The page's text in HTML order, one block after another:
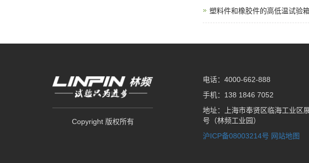
塑料件和橡胶件的高低温试验
Copyright 版权所有
电话：4000-662-888
手机：138 1846 7052
地址：上海市奉贤区临海工业区
号（林频工业园）
沪ICP备08003214号 网站地图